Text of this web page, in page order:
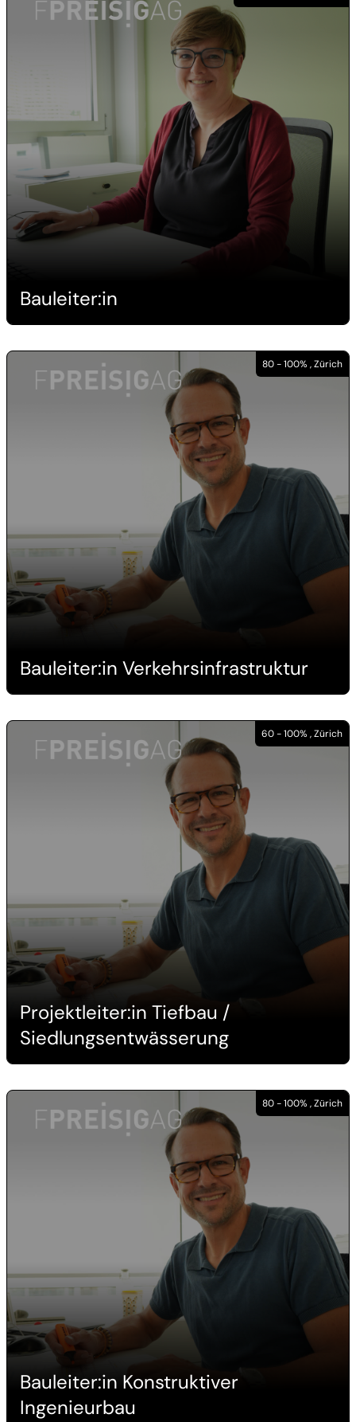
Bauleiter:in
80 - 100% , Zürich
Bauleiter:in Verkehrsinfrastruktur
60 - 100% , Zürich
Projektleiter:in Tiefbau /
Siedlungsentwässerung
80 - 100% , Zürich
Bauleiter:in Konstruktiver
Ingenieurbau